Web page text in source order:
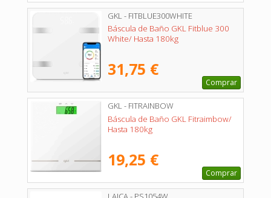
GKL - FITBLUE300WHITE
Báscula de Baño GKL Fitblue 300
White/ Hasta 180kg
31,75 €
Comprar
GKL - FITRAINBOW
Báscula de Baño GKL Fitraimbow/
Hasta 180kg
19,25 €
Comprar